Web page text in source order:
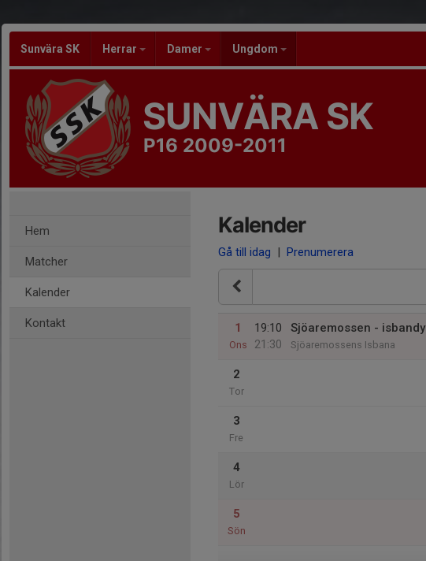
Sunvära SK Herrar Damer Ungdom
SUNVÄRA SK
P16 2009-2011
Hem
Matcher
Kalender
Kontakt
Kalender
Gå till idag | Prenumerera
1
Ons
19:10
21:30
Sjöaremossen - isbandy
Sjöaremossens Isbana
2
Tor
3
Fre
4
Lör
5
Sön